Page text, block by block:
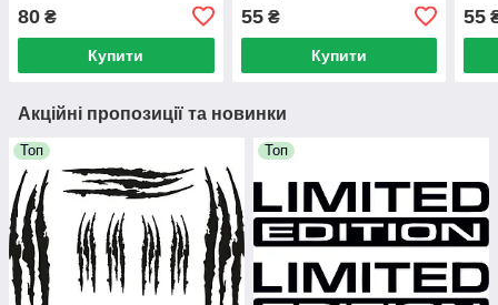
80 ₴
Купити
55₴
Купити
55
Акційні пропозиції та новинки
Топ Топ